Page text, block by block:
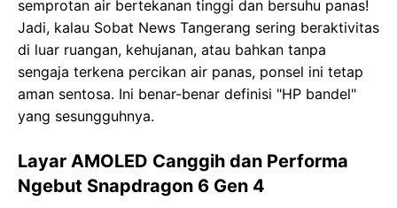
semprotan air bertekanan tinggi dan bersuhu panas!
Jadi, kalau Sobat News Tangerang sering beraktivitas
di luar ruangan, kehujanan, atau bahkan tanpa
sengaja terkena percikan air panas, ponsel ini tetap
aman sentosa. Ini benar-benar definisi "HP bandel"
yang sesungguhnya.
Layar AMOLED Canggih dan Performa
Ngebut Snapdragon 6 Gen 4